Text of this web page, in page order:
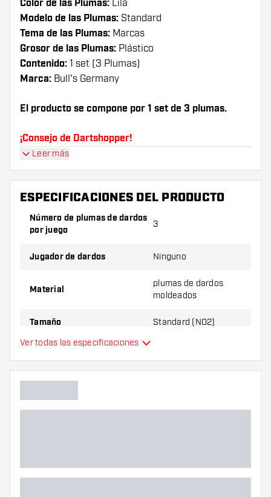
Color de las Plumas: Lila
Modelo de las Plumas: Standard
Tema de las Plumas: Marcas
Grosor de las Plumas: Plástico
Contenido: 1 set (3 Plumas)
Marca: Bull's Germany
El producto se compone por 1 set de 3 plumas.
¡Consejo de Dartshopper!
Estas pueden dañarse o romperse con el uso.
Prueba una forma, un material o un grosor
diferente de plumas para descubrir qué
Leer más
ESPECIFICACIONES DEL PRODUCTO
Número de plumas de dardos
por juego
3
Jugador de dardos Ninguno
Material
plumas de dardos
moldeados
Tamaño Standard (NO2)
moldeados
Ver todas las especificaciones